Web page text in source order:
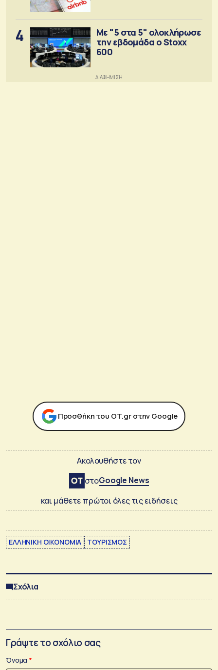
4
Με "5 στα 5" ολοκλήρωσε
την εβδομάδα ο Stoxx
600
Προσθήκη του ΟΤ.gr στην Google
Ακολουθήστε τον
στοGoogle News
και μάθετε πρώτοι όλες τις ειδήσεις
ΕΛΛΗΝΙΚΗ ΟΙΚΟΝΟΜΙΑ ΤΟΥΡΙΣΜΟΣ
Σχόλια
Γράψτε το σχόλιο σας
Όνομα